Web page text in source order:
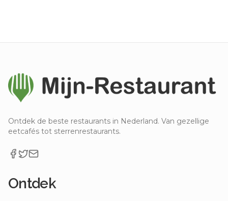
Ontdek de beste restaurants in Nederland. Van gezellige
eetcafés tot sterrenrestaurants.
Ontdek